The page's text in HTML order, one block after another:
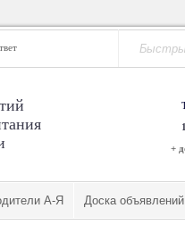
+
А-Я Доска объявлений